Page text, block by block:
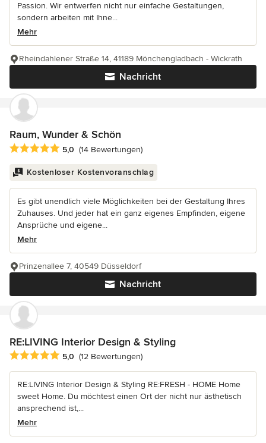
Passion. Wir entwerfen nicht nur einfache Gestaltungen,
sondern arbeiten mit Ihne...
Mehr
Nachricht
Rheindahlener Straße 14, 41189 Mönchengladbach - Wickrath
Raum, Wunder & Schön
Durchschnittliche Bewertung: 5 von 5 Sternen
5,0 (14 Bewertungen)
Kostenloser Kostenvoranschlag
Es gibt unendlich viele Möglichkeiten bei der Gestaltung Ihres
Zuhauses. Und jeder hat ein ganz eigenes Empfinden, eigene
Ansprüche und eigene...
Mehr
Nachricht
Prinzenallee 7, 40549 Düsseldorf
RE:LIVING Interior Design & Styling
Durchschnittliche Bewertung: 5 von 5 Sternen
5,0 (12 Bewertungen)
RE:LIVING Interior Design & Styling RE:FRESH - HOME Home
sweet Home. Du möchtest einen Ort der nicht nur ästhetisch
ansprechend ist,...
Mehr